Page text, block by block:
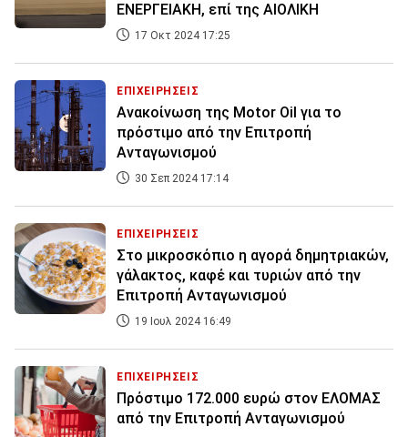
ΕΝΕΡΓΕΙΑΚΗ, επί της ΑΙΟΛΙΚΗ
17 Οκτ 2024 17:25
ΕΠΙΧΕΙΡΗΣΕΙΣ
Ανακοίνωση της Motor Oil για το
πρόστιμο από την Επιτροπή
Ανταγωνισμού
30 Σεπ 2024 17:14
ΕΠΙΧΕΙΡΗΣΕΙΣ
Στο μικροσκόπιο η αγορά δημητριακών,
γάλακτος, καφέ και τυριών από την
Επιτροπή Ανταγωνισμού
19 Ιουλ 2024 16:49
ΕΠΙΧΕΙΡΗΣΕΙΣ
Πρόστιμο 172.000 ευρώ στον ΕΛΟΜΑΣ
από την Επιτροπή Ανταγωνισμού